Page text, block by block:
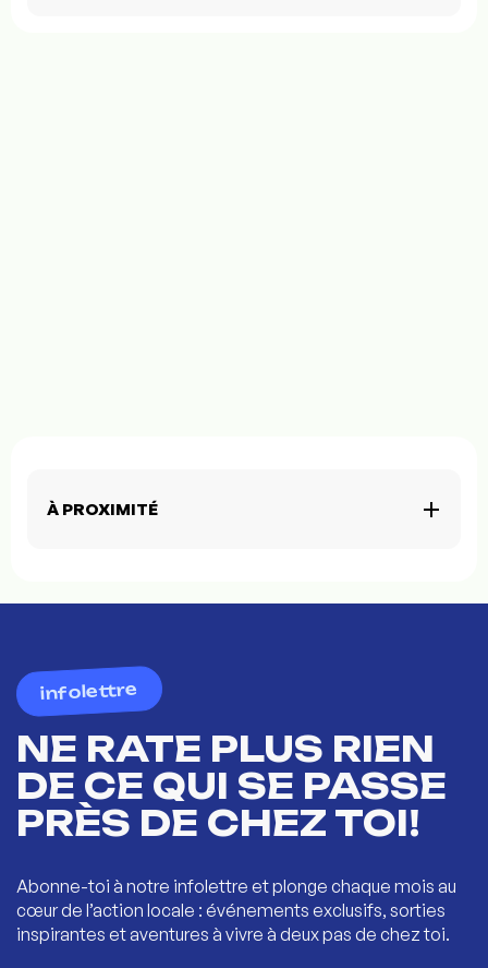
À PROXIMITÉ
infolettre
NE RATE PLUS RIEN
DE CE QUI SE PASSE
PRÈS DE CHEZ TOI!
Abonne-toi à notre infolettre et plonge chaque mois au
cœur de l’action locale : événements exclusifs, sorties
inspirantes et aventures à vivre à deux pas de chez toi.